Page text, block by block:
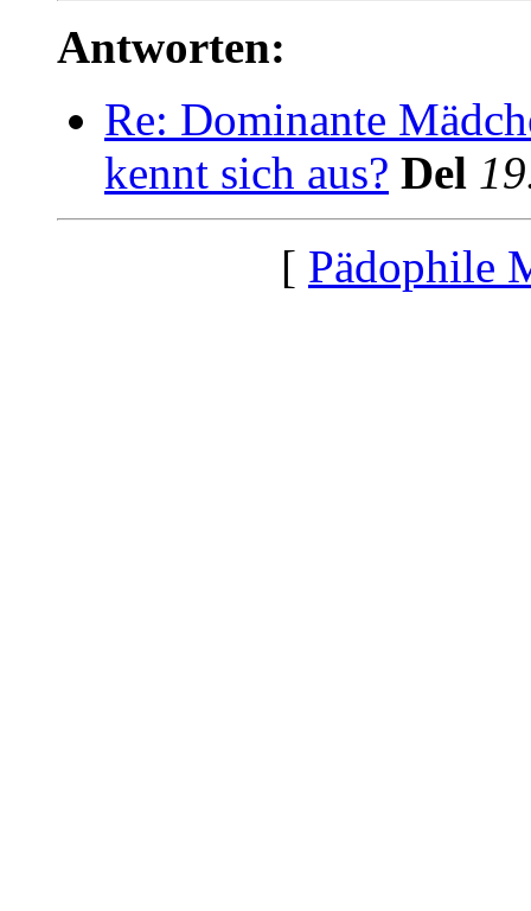
Antworten:
Re: Dominante
kennt sich aus? Del
[ Pädophile